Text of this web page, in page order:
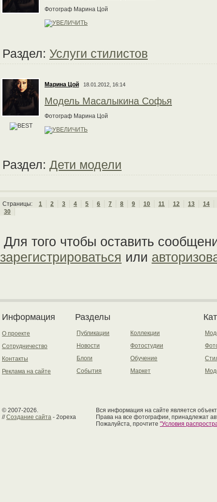
Фотограф Марина Цой
Раздел: Услуги стилистов
Марина Цой 18.01.2012, 16:14
Модель Масалыкина Софья
Фотограф Марина Цой
Раздел: Дети модели
Страницы: 1 2 3 4 5 6 7 8 9 10 11 12 13
14
30
Для того чтобы оставить
зарегистрироваться или
Информация
О проекте
Сотрудничество
Контакты
Реклама на сайте
Разделы
Публикации
Новости
Блоги
События
Коллекции
Фотостудии
Обучение
Маркет
© 2007-2026.
//Создание сайта - 2opexa
Вся информация на сайте является
Права на все фотографии, принадлежат
Пожалуйста, прочтите "Условия